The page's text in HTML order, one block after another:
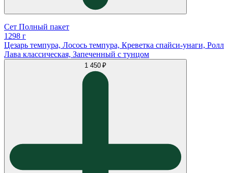
Сет Полный пакет
1298 г
Цезарь темпура, Лосось темпура, Креветка спайси-унаги, Ролл
Лава классическая, Запеченный с тунцом
1 450 ₽